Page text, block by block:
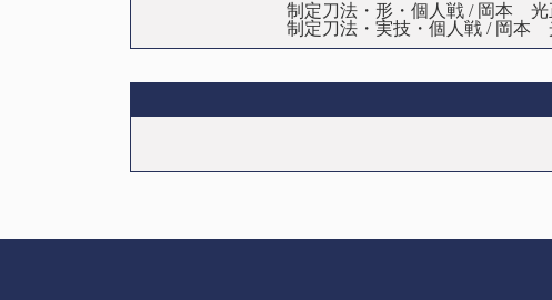
制定刀法・形・個人戦 / 岡本
制定刀法・実技・個人戦 / 岡